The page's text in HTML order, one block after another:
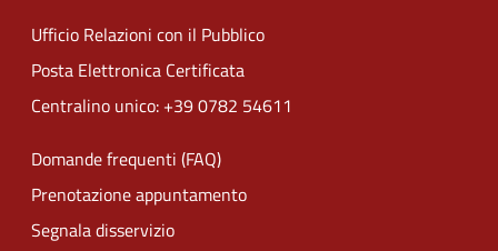
Ufficio Relazioni con il Pubblico
Posta Elettronica Certificata
Centralino unico: +39 0782 54611
Domande frequenti (FAQ)
Prenotazione appuntamento
Segnala disservizio